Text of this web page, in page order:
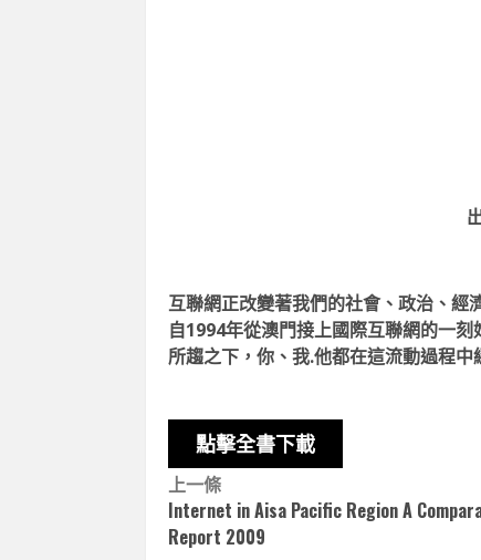
互聯網正改變著我們的社會、政治、經
自1994年從澳門接上國際互聯網的一
所趨之下，你、我.他都在這流動過程
點擊全書下載
Continue
Reading
上一條
Internet in Aisa Pacific Region A
Report 2009